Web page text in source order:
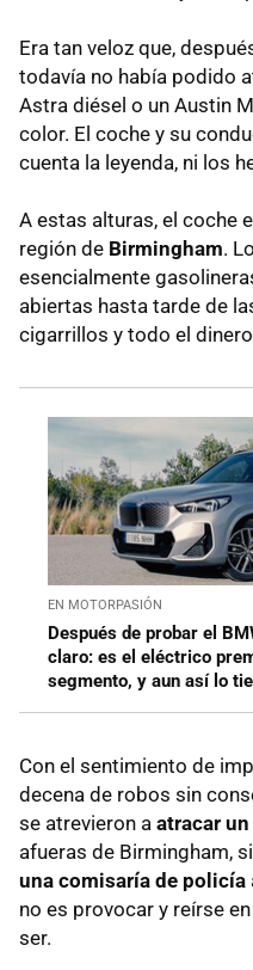
Era tan veloz que,
todavía no había podido
Astra diésel o un Austin
color. El coche y su
cuenta la leyenda, ni los
A estas alturas, el coche
región de Birmingham.
esencialmente
abiertas hasta tarde de
cigarrillos y todo el
EN MOTORPASIÓN
Después de probar el
claro: es el eléctrico
segmento, y aun así lo
Con el sentimiento de
decena de robos sin
se atrevieron a atracar
afueras de Birmingham,
una comisaría de policía
no es provocar y reírse
ser.